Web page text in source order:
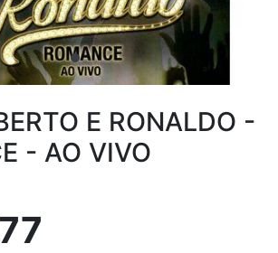
E RONALDO -
- AO VIVO